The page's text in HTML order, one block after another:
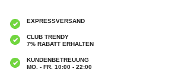
EXPRESSVERSAND
CLUB TRENDY
7% RABATT ERHALTEN
KUNDENBETREUUNG
MO. - FR. 10:00 - 22:00